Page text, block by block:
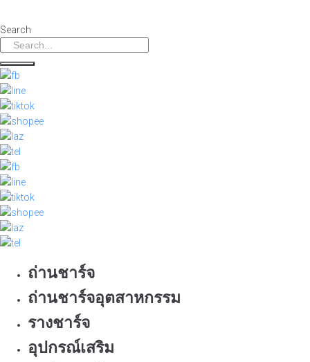
content
Search
ถ่านชาร์จ
ถ่านชาร์จอุตสาหกรรม
รางชาร์จ
อุปกรณ์เสริม